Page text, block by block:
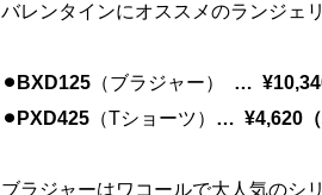
バレンタインにオススメのランジェ
⚫︎BXD125 （ブラジャー）
…
⚫︎PXD425 （Tショーツ） … ¥4,620（
ブラジャーはワコールで大人気のシ